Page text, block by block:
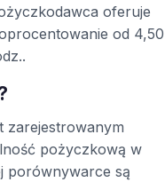
oferuje
od
zarejestrowanym
pożyczkową w
porównywarce są